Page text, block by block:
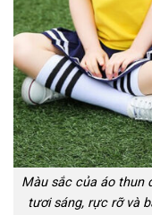
Màu sắc của áo thun
tươi sáng, rực rỡ và